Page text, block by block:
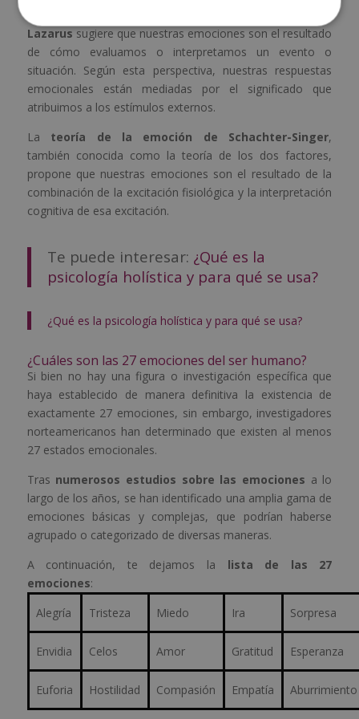
Lazarussugiere que nuestras emociones son el resultado
de cómo evaluamos o interpretamos un evento o
situación. Según esta perspectiva, nuestras respuestas
emocionales están mediadas por el significado que
atribuimos a los estímulos externos.
La teoría de la emoción de Schachter-Singer,
también conocida como la teoría de los dos factores,
propone que nuestras emociones son el resultado de la
combinación de la excitación fisiológica y la interpretación
cognitiva de esa excitación.
Te puede interesar: ¿Qué es la
psicología holística y para qué se usa?
¿Qué es la psicología holística y para qué se usa?
¿Cuáles son las 27 emociones del ser humano?
Si bien no hay una figura o investigación específica que
haya establecido de manera definitiva la existencia de
exactamente 27 emociones, sin embargo, investigadores
norteamericanos han determinado que existen al menos
27 estados emocionales.
Tras numerosos estudios sobre las emociones a lo
largo de los años, se han identificado una amplia gama de
emociones básicas y complejas, que podrían haberse
agrupado o categorizado de diversas maneras.
A continuación, te dejamos la lista de las 27
emociones:
Alegría
Tristeza Miedo Ira Sorpresa
Envidia Celos Amor Gratitud Esperanza
Euforia Hostilidad Compasión Empatía Aburrimiento